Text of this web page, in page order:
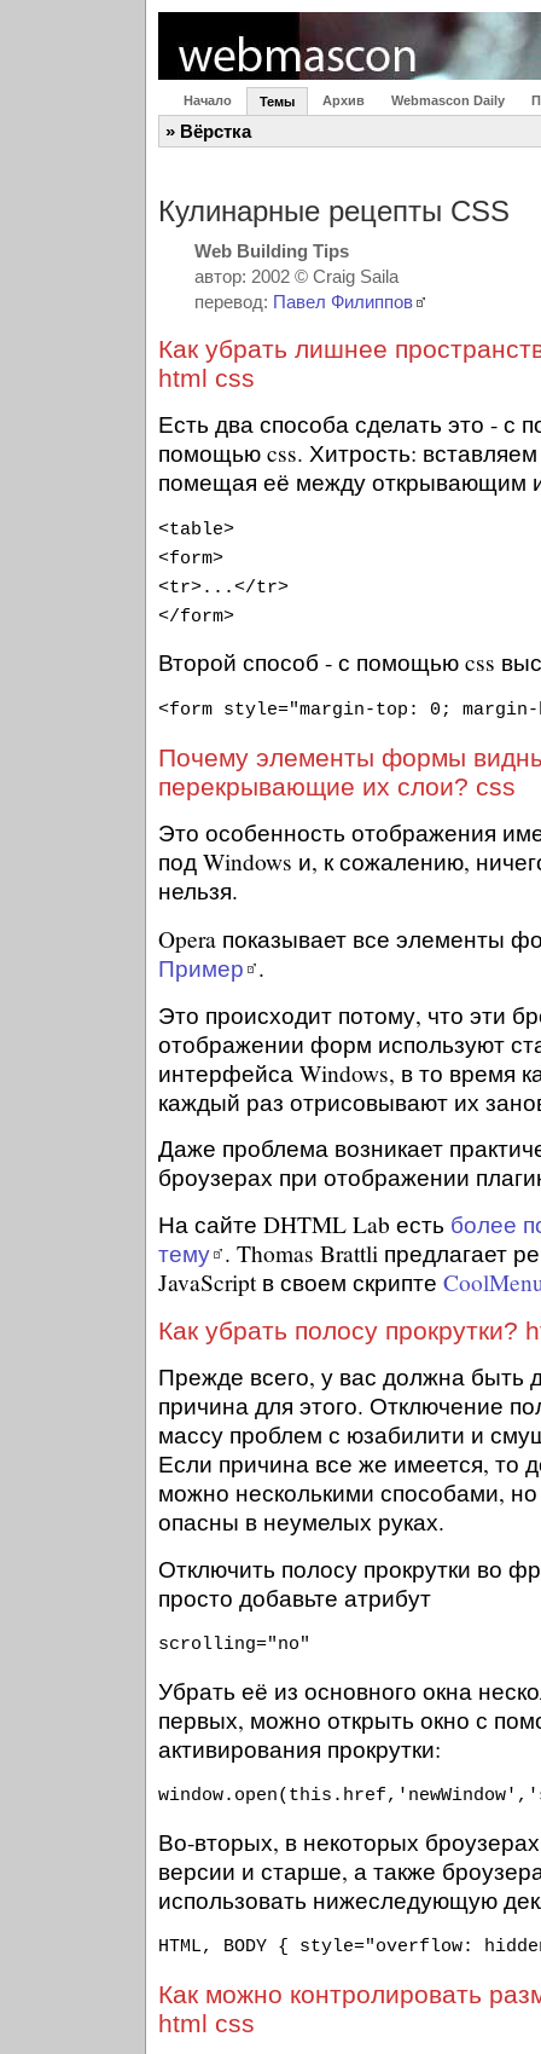
Начало Темы Архив Webmascon Daily
» Вёрстка
Кулинарные рецепты CSS
Web Building Tips
автор: 2002 © Craig Saila
перевод: Павел Филиппов
Как убрать лишнее
html css
Есть два способа сделать это - с
помощью css. Хитрость:
помещая её между открывающим
<table>
<form>
<tr>...</tr>
</form>
Второй способ - с помощью css
<form style="margin-top: 0;
Почему элементы формы
перекрывающие их слои? css
Это особенность отображения
под Windows и, к сожалению,
нельзя.
Opera показывает все элементы
Пример .
Это происходит потому, что эти
отображении форм используют
интерфейса Windows, в то время
каждый раз отрисовывают их
Даже проблема возникает
броузерах при отображении
На сайте DHTML Lab есть более
тему . Thomas Brattli предлагает
JavaScript в своем скрипте
Как убрать полосу прокрутки?
Прежде всего, у вас должна быть
причина для этого. Отключение
массу проблем с юзабилити и
Если причина все же имеется, то
можно несколькими способами,
опасны в неумелых руках.
Отключить полосу прокрутки во
просто добавьте атрибут
scrolling="no"
Убрать её из основного окна
первых, можно открыть окно с
активирования прокрутки:
Во-вторых, в некоторых
версии и старше, а также
использовать нижеследующую
HTML, BODY { style="overflow:
Как можно контролировать
html css